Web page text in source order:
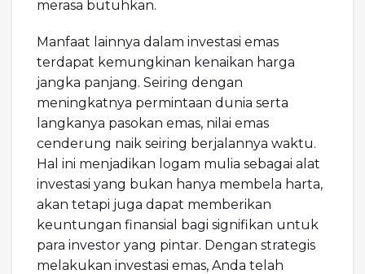
merasa butuhkan.
Manfaat lainnya dalam investasi emas
terdapat kemungkinan kenaikan harga
jangka panjang. Seiring dengan
meningkatnya permintaan dunia serta
langkanya pasokan emas, nilai emas
cenderung naik seiring berjalannya waktu.
Hal ini menjadikan logam mulia sebagai alat
investasi yang bukan hanya membela harta,
akan tetapi juga dapat memberikan
keuntungan finansial bagi signifikan untuk
para investor yang pintar. Dengan strategis
melakukan investasi emas, Anda telah